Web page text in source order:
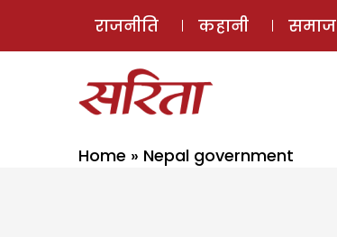
राजनीति कहानी समाज
Home » Nepal government